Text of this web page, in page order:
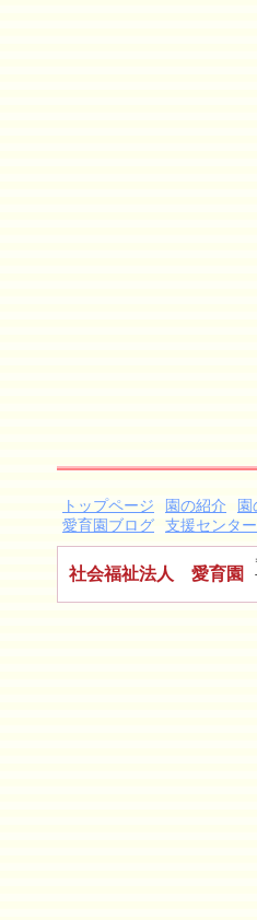
トップページ 園の紹介
愛育園ブログ
支援センタ
社会福祉法人 愛育園